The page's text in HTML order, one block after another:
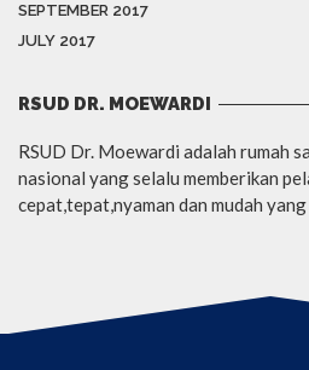
SEPTEMBER 2017
JULY 2017
RSUD DR. MOEWARDI
RSUD Dr. Moewardi adalah rumah
nasional yang selalu memberikan
cepat,tepat,nyaman dan mudah